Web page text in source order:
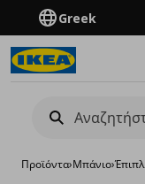
Greek
Προϊόντα›Μπάνιο›